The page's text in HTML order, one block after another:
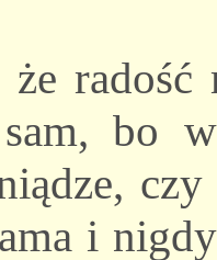
radość
bo
i